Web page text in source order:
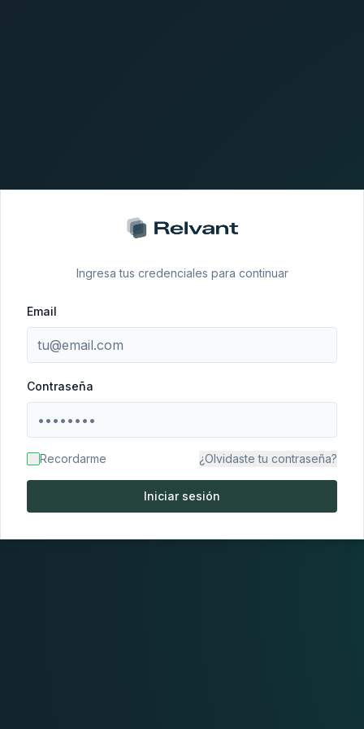
Ingresa tus credenciales para continuar
Email
Contraseña
Recordarme ¿Olvidaste tu contraseña?
Iniciar sesión